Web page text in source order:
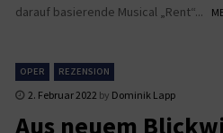
darauf basierende Musical „Rent“...
OPER REZENSION
2. Februar 2022 by Dominik Lapp
Aus neuem